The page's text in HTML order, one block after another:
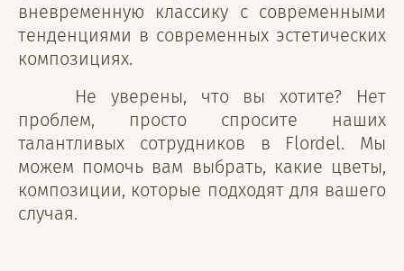
вневременную классику с современными
тенденциями в современных эстетических
композициях.
Не уверены, что вы хотите? Нет
проблем, просто спросите наших
талантливых сотрудников в Flordel. Мы
можем помочь вам выбрать, какие цветы,
композиции, которые подходят для вашего
случая.